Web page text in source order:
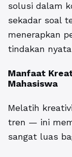
solusi dalam
sekadar soal
menerapkan
tindakan
Manfaat
Mahasiswa
Melatih
tren — ini
sangat luas